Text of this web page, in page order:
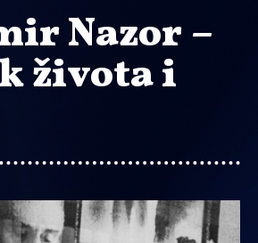
Nazor –
života i